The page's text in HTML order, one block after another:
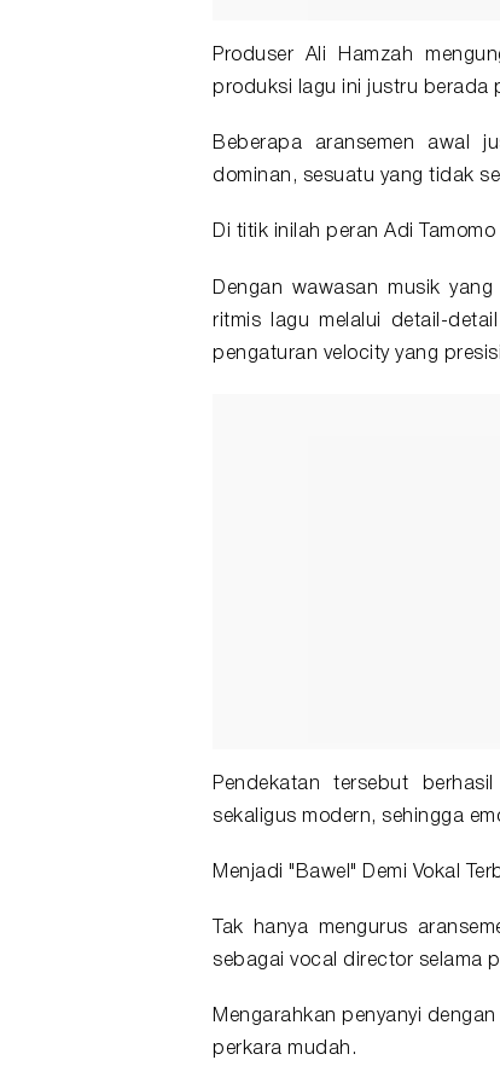
Produser Ali Hamzah
produksi lagu ini justru berada
Beberapa aransemen awal
dominan, sesuatu yang tidak
Di titik inilah peran Adi
Dengan wawasan musik
ritmis lagu melalui detail-
pengaturan velocity yang
Pendekatan tersebut
sekaligus modern, sehingga
Menjadi "Bawel" Demi Vokal
Tak hanya mengurus
sebagai vocal director selama
Mengarahkan penyanyi
perkara mudah.